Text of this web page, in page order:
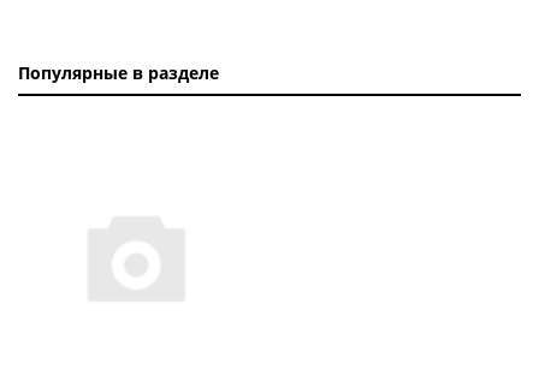
Популярные в разделе